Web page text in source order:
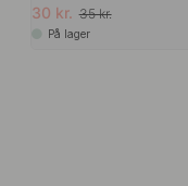
30 kr. 35 kr.
På lager